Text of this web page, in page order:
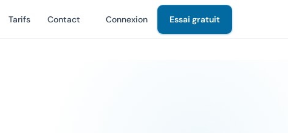
Tarifs Contact Connexion Essai gratuit